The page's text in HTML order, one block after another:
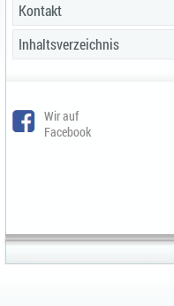
Kontakt
Inhaltsverzeichnis
Wir auf
Facebook